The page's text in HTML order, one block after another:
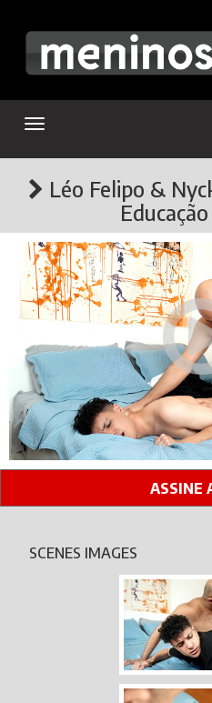
TOGGLE
Léo Felipo &
ASSINE
SCENES IMAGES